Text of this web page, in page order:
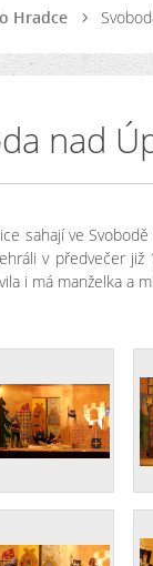
Hradce
nad
sahají ve
v předvečer
i má manželka a